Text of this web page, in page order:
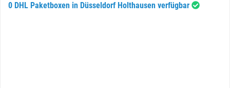
0 DHL Paketboxen in Düsseldorf Holthausen verfügbar